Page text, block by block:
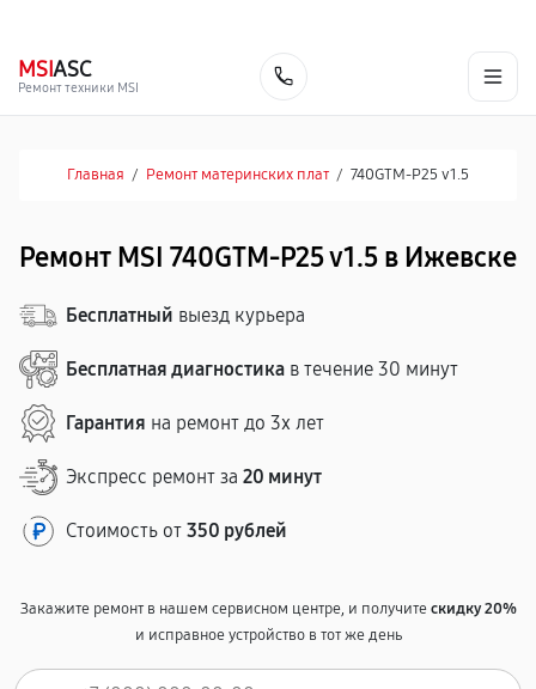
MSIASC
Ремонт техники MSI
Главная / Ремонт материнских плат / 740GTM-P25 v1.5
Ремонт MSI 740GTM-P25 v1.5 в Ижевске
Бесплатный выезд курьера
Бесплатная диагностика в течение 30 минут
Гарантия на ремонт до 3х лет
Экспресс ремонт за 20 минут
Стоимость от 350 рублей
Закажите ремонт в нашем сервисном центре, и получитескидку 20%
и исправное устройство в тот же день